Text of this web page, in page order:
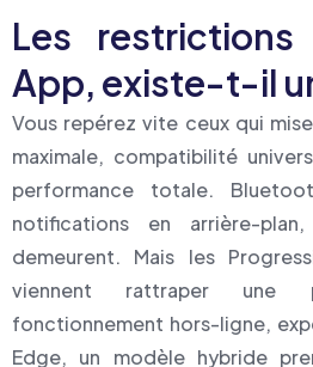
Les
App, existe-t-il
Vous repérez vite ceux qui
maximale, compatibilité
performance totale.
notifications en arrière-
demeurent. Mais les
viennent rattraper une
fonctionnement hors-ligne,
Edge, un modèle hybride